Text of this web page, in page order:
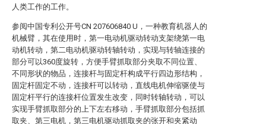
人类工作的工作。
参阅中国专利公开号CN 207606840 U，一种教育机器人的
机械臂，其在使用时，第一电动机驱动转动支架绕第一电
动机转动，第二电动机驱动转轴转动，实现与转轴连接的
部分可以360度旋转，方便手臂抓取部分夹取不同位置、
不同形状的物品，连接杆与固定杆构成平行四边形结构，
固定杆固定不动，连接杆可以转动，直线电机伸缩驱使与
固定杆平行的连接杆位置发生改变，同时转轴转动，可以
实现手臂抓取部分的上下左右移动，手臂抓取部分包括抓
取夹、第三电机，第三电机驱动抓取夹的张开和夹紧动